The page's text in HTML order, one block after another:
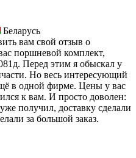
Беларусь
вам свой отзыв о
поршневой комплект,
Перед этим я обыскал у
Но весь интересующий
в одной фирме. Цены у вас
к вам. И просто доволен:
получил, доставку сделали
за большой заказ.